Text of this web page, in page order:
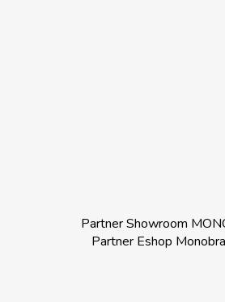
Partner Showroom
Partner Eshop